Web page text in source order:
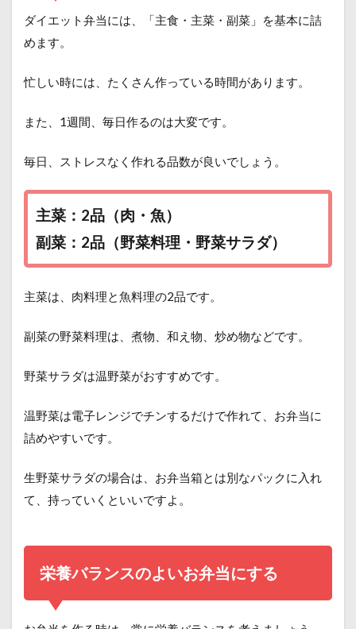
ダイエット弁当には、「主食・主菜・副菜」を基本に詰
めます。
忙しい時には、たくさん作っている時間があります。
また、1週間、毎日作るのは大変です。
毎日、ストレスなく作れる品数が良いでしょう。
主菜：2品（肉・魚）
副菜：2品（野菜料理・野菜サラダ）
主菜は、肉料理と魚料理の2品です。
副菜の野菜料理は、煮物、和え物、炒め物などです。
野菜サラダは温野菜がおすすめです。
温野菜は電子レンジでチンするだけで作れて、お弁当に
詰めやすいです。
生野菜サラダの場合は、お弁当箱とは別なパックに入れ
て、持っていくといいですよ。
栄養バランスのよいお弁当にする